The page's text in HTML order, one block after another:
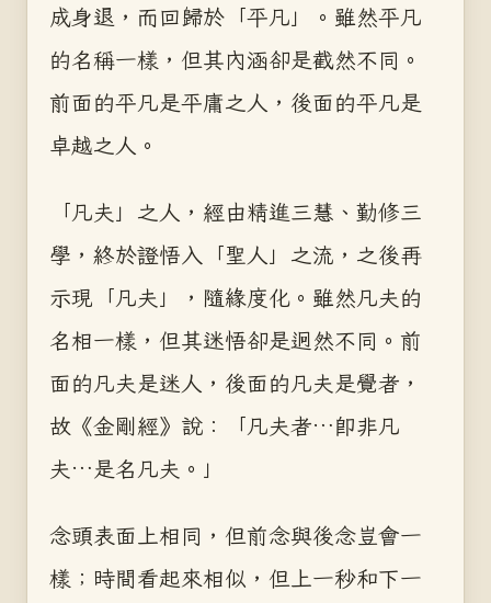
成身退，而回歸於「平凡」。雖然平凡
的名稱一樣，但其內涵卻是截然不同。
前面的平凡是平庸之人，後面的平凡是
卓越之人。
「凡夫」之人，經由精進三慧、勤修三
學，終於證悟入「聖人」之流，之後再
示現「凡夫」，隨緣度化。雖然凡夫的
名相一樣，但其迷悟卻是迥然不同。前
面的凡夫是迷人，後面的凡夫是覺者，
故《金剛經》說：「凡夫者…即非凡
夫…是名凡夫。」
念頭表面上相同，但前念與後念豈會一
樣；時間看起來相似，但上一秒和下一